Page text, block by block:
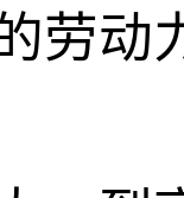
劳动